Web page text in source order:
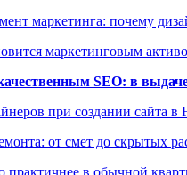
маркетинга: почему
маркетинговым
SEO: в
при создании сайта в
от смет до скрытых